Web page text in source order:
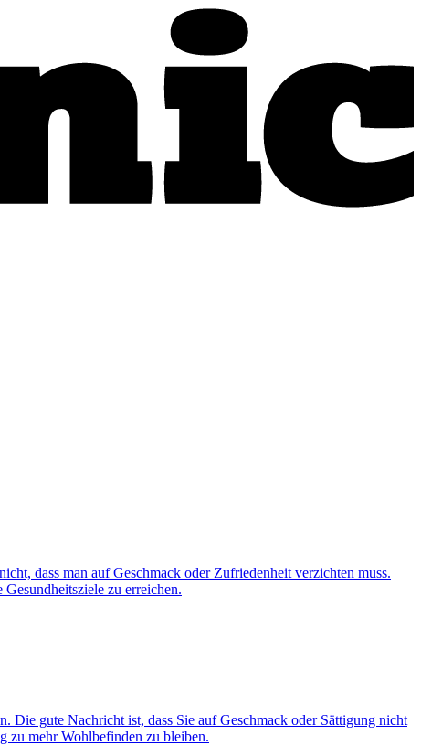
dass man auf Geschmack oder Zufriedenheit verzichten muss.
zu erreichen.
Die gute Nachricht ist, dass Sie auf Geschmack oder Sättigung nicht
zu mehr Wohlbefinden zu bleiben.